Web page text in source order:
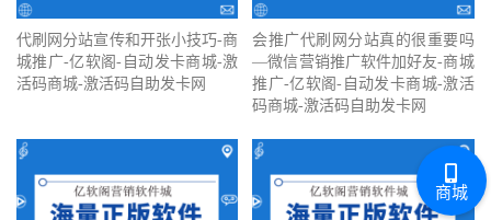
代刷网分站宣传和开张小技巧-商
城推广-亿软阁-自动发卡商城-激
活码商城-激活码自助发卡网
会推广代刷网分站真的很重要吗
—微信营销推广软件加好友-商城
推广-亿软阁-自动发卡商城-激活
码商城-激活码自助发卡网
商城